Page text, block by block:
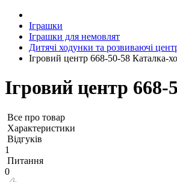
Іграшки
Іграшки для немовлят
Дитячі ходунки та розвиваючі
Ігровий центр 668-50-58 Каталка-
Ігровий центр
Все про товар
Характеристики
Відгуків
1
Питання
0